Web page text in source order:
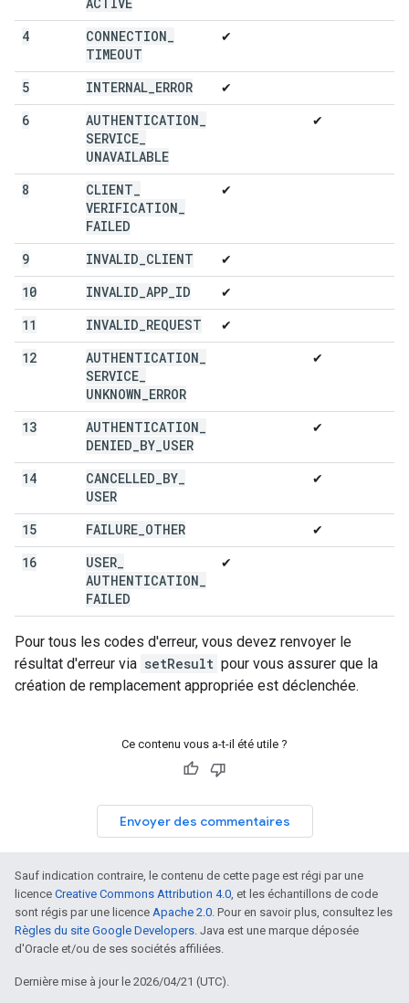
4
CONNECTION
TIMEOUT
✔
5 INTERNAL ERROR ✔
6 AUTHENTICATION
SERVICE
UNAVAILABLE
✔
8 CLIENT
VERIFICATION
FAILED
✔
9 INVALID CLIENT ✔
10 INVALID APP ID ✔
11 INVALID REQUEST ✔
12 AUTHENTICATION
SERVICE
UNKNOWN ERROR
✔
13 AUTHENTICATION
DENIED BY USER
✔
14 CANCELLED BY
USER
✔
15 FAILURE OTHER ✔
16 USER
AUTHENTICATION
FAILED
✔
Pour tous les codes d'erreur, vous devez renvoyer le
résultat d'erreur via setResult pour vous assurer que la
création de remplacement appropriée est déclenchée.
Ce contenu vous a-t-il été utile ?
Envoyer des commentaires
Sauf indication contraire, le contenu de cette page est régi par une
licence Creative Commons Attribution 4.0, et les échantillons de code
sont régis par une licence Apache 2.0. Pour en savoir plus, consultez les
Règles du site Google Developers. Java est une marque déposée
d'Oracle et/ou de ses sociétés affiliées.
Dernière mise à jour le 2026/04/21 (UTC).